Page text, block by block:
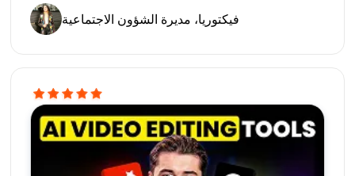
فيكتوريا، مديرة الشؤون الاجتماعية